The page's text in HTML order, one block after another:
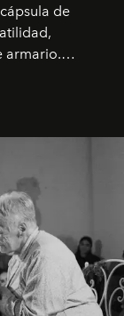
de
armario.